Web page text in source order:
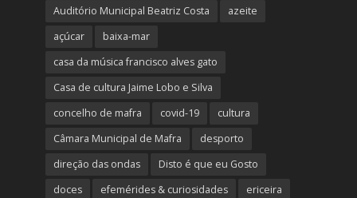
Auditório Municipal Beatriz Costa
azeite
açúcar
baixa-mar
casa da música francisco alves gato
Casa de cultura Jaime Lobo e Silva
concelho de mafra
covid-19
cultura
Câmara Municipal de Mafra
desporto
direção das ondas
Disto é que eu Gosto
doces
efemérides & curiosidades
ericeira